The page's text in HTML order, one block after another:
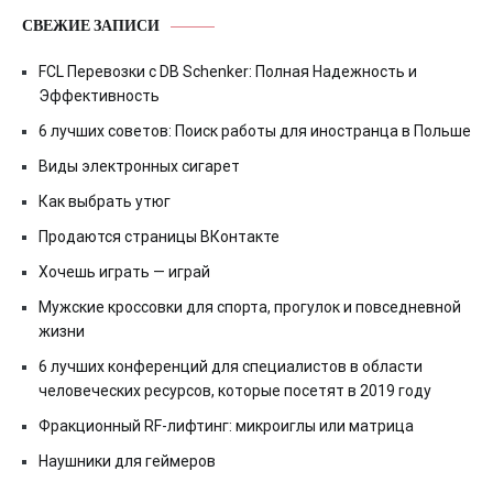
СВЕЖИЕ ЗАПИСИ
FCL Перевозки с DB Schenker: Полная Надежность и
Эффективность
6 лучших советов: Поиск работы для иностранца в Польше
Виды электронных сигарет
Как выбрать утюг
Продаются страницы ВКонтакте
Хочешь играть — играй
Мужские кроссовки для спорта, прогулок и повседневной
жизни
6 лучших конференций для специалистов в области
человеческих ресурсов, которые посетят в 2019 году
Фракционный RF-лифтинг: микроиглы или матрица
Наушники для геймеров